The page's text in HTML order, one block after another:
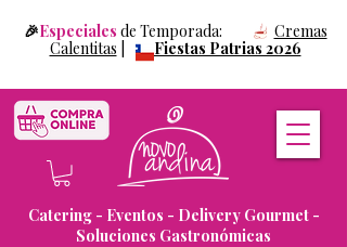
Catering - Eventos - Delivery Gourmet -
Soluciones Gastronómicas
🎉Especiales de Temporada: Cremas
Calentitas
Fiestas Patrias 2026